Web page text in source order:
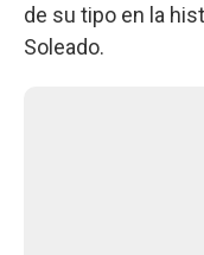
de su tipo en la
Soleado.